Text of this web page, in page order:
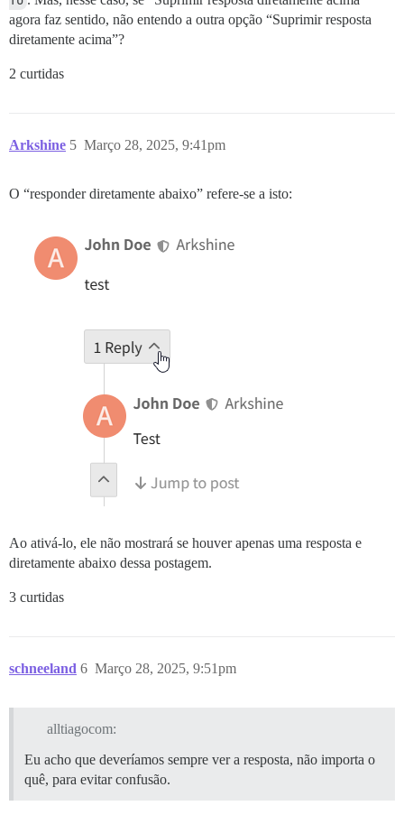
agora faz sentido, não entendo a outra opção “Suprimir resposta
diretamente acima”?
2 curtidas
Arkshine Março 28, 2025, 9:41pm
5
O “responder diretamente abaixo” refere-se a isto:
Ao ativá-lo, ele não mostrará se houver apenas uma resposta e
diretamente abaixo dessa postagem.
3 curtidas
schneeland Março 28, 2025, 9:51pm
6
alltiagocom:
Eu acho que deveríamos sempre ver a resposta, não importa o
quê, para evitar confusão.